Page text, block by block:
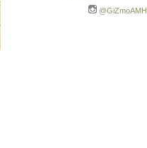
@GiZmoAMH